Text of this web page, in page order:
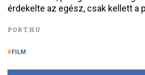
érdekelte az egész, csak kellett a
PORT.HU
FILM